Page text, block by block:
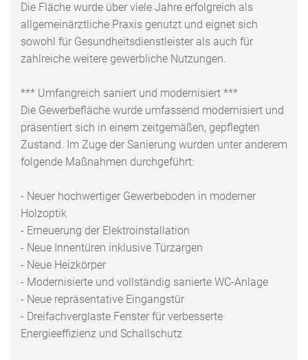
Die Fläche wurde über viele Jahre erfolgreich als
allgemeinärztliche Praxis genutzt und eignet sich
sowohl für Gesundheitsdienstleister als auch für
zahlreiche weitere gewerbliche Nutzungen.
*** Umfangreich saniert und modernisiert ***
Die Gewerbefläche wurde umfassend modernisiert und
präsentiert sich in einem zeitgemäßen, gepflegten
Zustand. Im Zuge der Sanierung wurden unter anderem
folgende Maßnahmen durchgeführt:
- Neuer hochwertiger Gewerbeboden in moderner
Holzoptik
- Erneuerung der Elektroinstallation
- Neue Innentüren inklusive Türzargen
- Neue Heizkörper
- Modernisierte und vollständig sanierte WC-Anlage
- Neue repräsentative Eingangstür
- Dreifachverglaste Fenster für verbesserte
Energieeffizienz und Schallschutz